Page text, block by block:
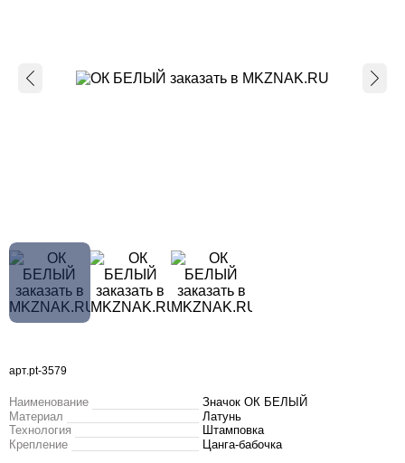
арт.pt-3579
Наименование
Значок ОК БЕЛЫЙ
Материал
Латунь
Технология
Штамповка
Крепление
Цанга-бабочка